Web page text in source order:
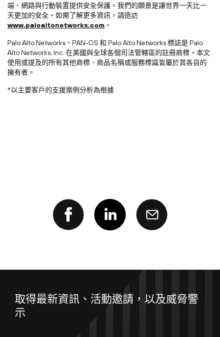
端、網路與行動裝置提供安全保護。我們的願景是讓世界一天比一
天更加的安全。如需了解更多資訊，請造訪
www.paloaltonetworks.com 。
Palo Alto Networks、PAN-OS 和 Palo Alto Networks 標誌是 Palo
Alto Networks, Inc. 在美國與全球各個司法管轄區的註冊商標。本文
使用或提及的所有其他商標、商品名稱或服務標識皆屬於其各自的
擁有者。
*以主要客戶的支援案例分析為根據
取得最新資訊、活動邀請，以及威脅警
示